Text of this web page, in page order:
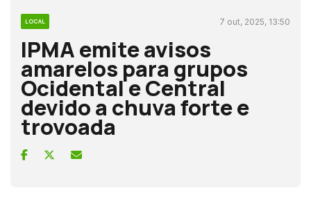
LOCAL 7 out, 2025, 13:50
IPMA emite avisos
amarelos para grupos
Ocidental e Central
devido a chuva forte e
trovoada